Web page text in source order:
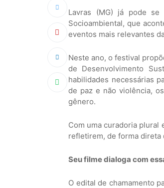
Lavras (MG) já pode se
Socioambiental, que
eventos mais relevantes
Neste ano, o festival
de Desenvolvimento
habilidades necessárias
de paz e não violência,
gênero.
Com uma curadoria plural
refletirem, de forma direta
Seu filme dialoga com
O edital de chamamento